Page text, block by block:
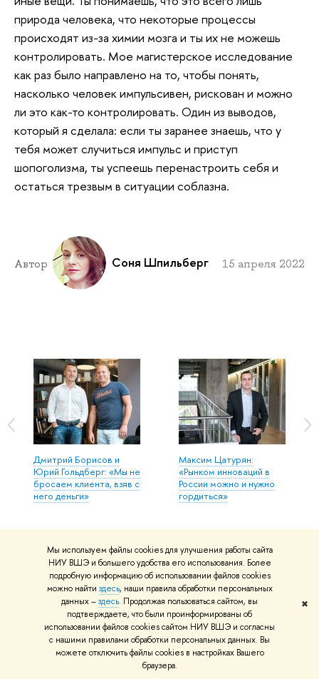
Мы используем файлы cookies для улучшения работы сайта
НИУ ВШЭ и большего удобства его использования. Более
подробную информацию об использовании файлов cookies
можно найти здесь, наши правила обработки персональных
данных –здесь. Продолжая пользоваться сайтом, вы
подтверждаете, что были проинформированы об
использовании файлов cookies сайтом НИУ ВШЭ и согласны
с нашими правилами обработки персональных данных. Вы
можете отключить файлы cookies в настройках Вашего
браузера.
✖
природа человека, что некоторые процессы
происходят из-за химии мозга и ты их не можешь
контролировать. Мое магистерское исследование
как раз было направлено на то, чтобы понять,
насколько человек импульсивен, рискован и можно
ли это как-то контролировать. Один из выводов,
который я сделала: если ты заранее знаешь, что у
тебя может случиться импульс и приступ
шопоголизма, ты успеешь перенастроить себя и
остаться трезвым в ситуации соблазна.
Автор Соня Шпильберг 15 апреля 2022
Дмитрий Борисов и
Юрий Гольдберг: «Мы не
бросаем клиента, взяв с
него деньги»
Максим Цатурян:
«Рынком инноваций в
России можно и нужно
гордиться»
опечатку?